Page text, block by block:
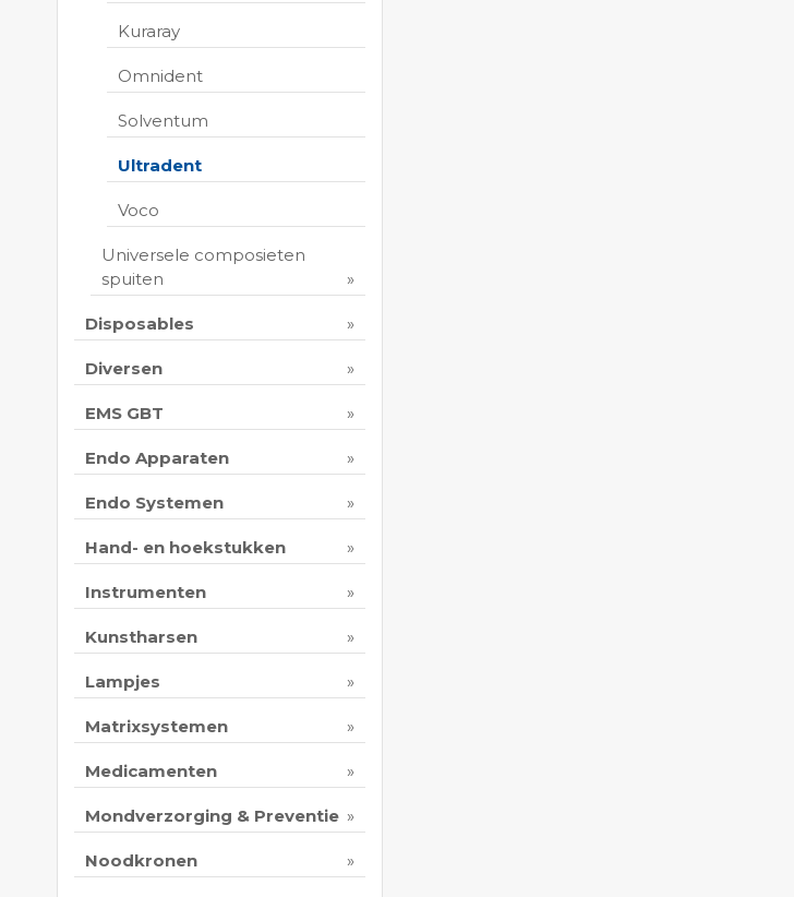
Kuraray
Omnident
Solventum
Ultradent
Voco
Universele composieten
spuiten
Disposables
Diversen
EMS GBT
Endo Apparaten
Endo Systemen
Hand- en hoekstukken
Instrumenten
Kunstharsen
Lampjes
Matrixsystemen
Medicamenten
Mondverzorging & Preventie
Noodkronen